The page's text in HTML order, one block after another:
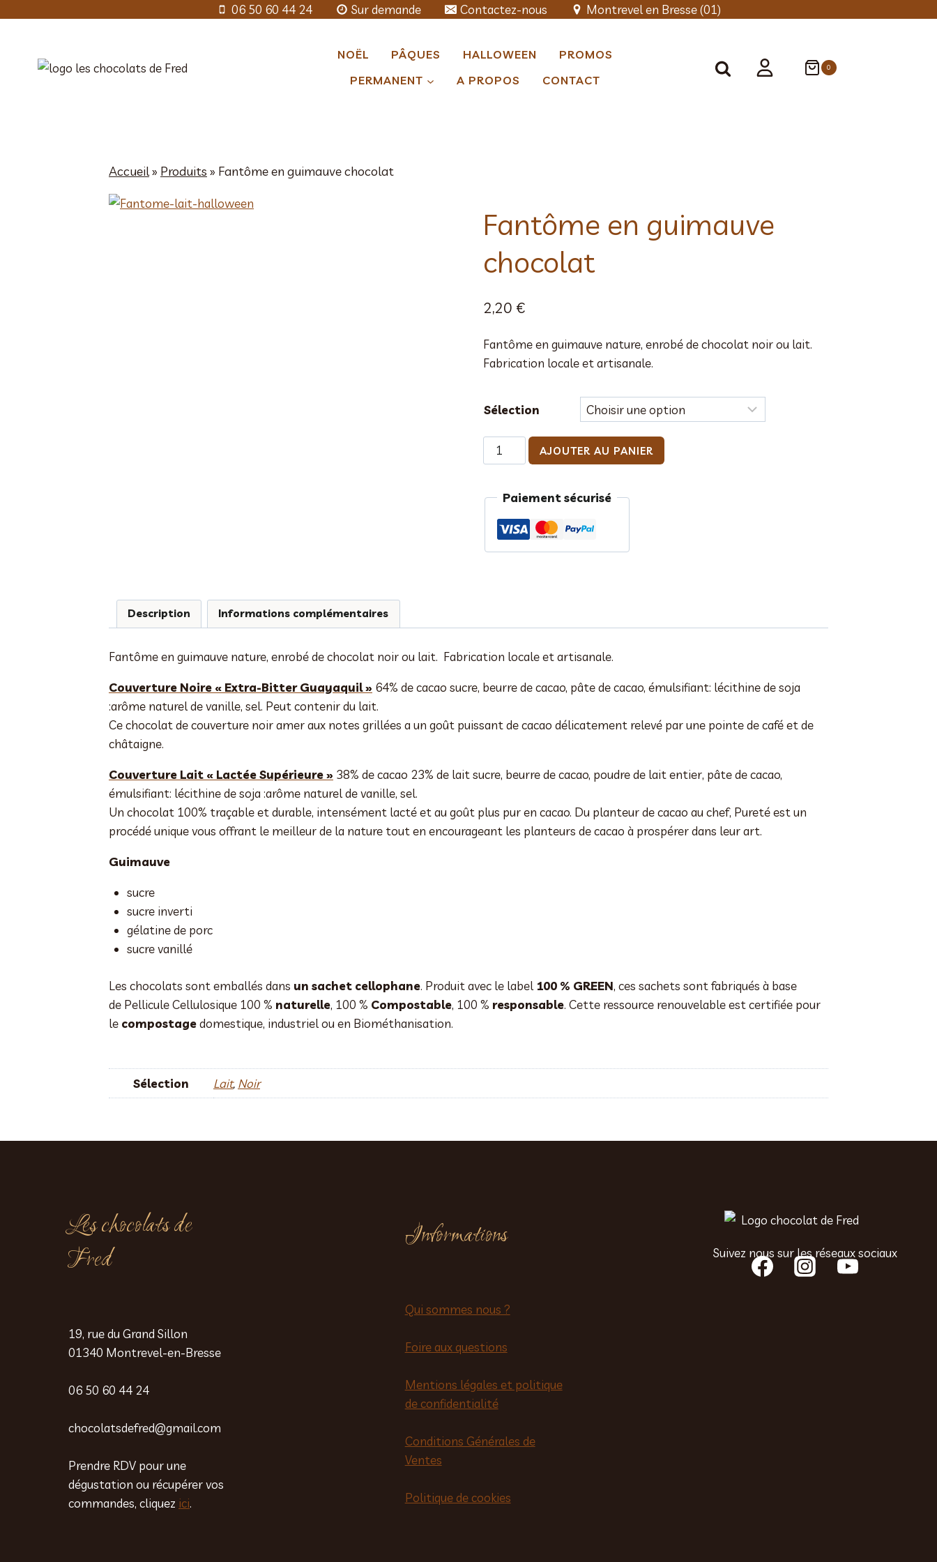
06 50 60 44 24 Sur demande Contactez-nous Montrevel en Bresse (01)
NOËL PÂQUES HALLOWEEN
PROMOS
PERMANENT
A PROPOS CONTACT
0
Accueil» Produits » Fantôme en guimauve chocolat
Fantôme en guimauve
chocolat
2,20 €
Fantôme en guimauve nature, enrobé de chocolat noir ou lait.
Fabrication locale et artisanale.
Sélection
quantité
de
en
guimauve
chocolat
AJOUTER AU PANIER
Paiement sécurisé
Description Informations complémentaires
Fantôme en guimauve nature, enrobé de chocolat noir ou lait. Fabrication locale et artisanale.
Couverture Noire « Extra-Bitter Guayaquil » 64% de cacao sucre, beurre de cacao, pâte de cacao, émulsifiant: lécithine de soja
:arôme naturel de vanille, sel. Peut contenir du lait.
Ce chocolat de couverture noir amer aux notes grillées a un goût puissant de cacao délicatement relevé par une pointe de café et de
châtaigne.
Couverture Lait « Lactée Supérieure » 38% de cacao 23% de lait sucre, beurre de cacao, poudre de lait entier, pâte de cacao,
émulsifiant: lécithine de soja :arôme naturel de vanille, sel.
Un chocolat 100% traçable et durable, intensément lacté et au goût plus pur en cacao. Du planteur de cacao au chef, Pureté est un
procédé unique vous offrant le meilleur de la nature tout en encourageant les planteurs de cacao à prospérer dans leur art.
Guimauve
sucre
sucre inverti
gélatine de porc
sucre vanillé
Les chocolats sont emballés dans un sachet cellophane. Produit avec le label 100 % GREEN, ces sachets sont fabriqués à base
de Pellicule Cellulosique 100 % naturelle, 100 % Compostable, 100 % responsable. Cette ressource renouvelable est certifiée pour
le compostagedomestique, industriel ou en Biométhanisation.
Sélection Lait, Noir
Les chocolats de
Fred
19, rue du Grand Sillon
01340 Montrevel-en-Bresse
06 50 60 44 24
chocolatsdefred@gmail.com
Prendre RDV pour une
dégustation ou récupérer vos
commandes, cliquez ici.
Informations
Qui sommes nous ?
Foire aux questions
Mentions légales et politique
de confidentialité
Conditions Générales de
Ventes
Politique de cookies
Suivez nous sur les réseaux sociaux